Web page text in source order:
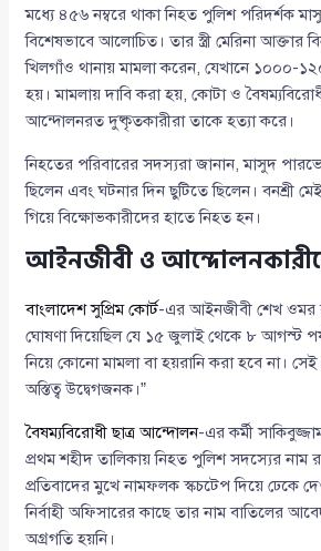
মধ্যে ৪৫৬ নম্বরে থাকা নিহত পুলিশ পরিদর্শক
বিশেষভাবে আলোচিত। তার স্ত্রী মেরিনা
খিলগাঁও থানায় মামলা করেন, যেখানে ১০০০-
হয়। মামলায় দাবি করা হয়, কোটা ও
আন্দোলনরত দুষ্কৃতকারীরা তাকে হত্যা করে।
নিহতের পরিবারের সদস্যরা জানান, মাসুদ
ছিলেন এবং ঘটনার দিন ছুটিতে ছিলেন। বনশ্রী
গিয়ে বিক্ষোভকারীদের হাতে নিহত হন।
আইনজীবী ও
বাংলাদেশ সুপ্রিম কোর্ট-এর আইনজীবী শেখ ওমর
ঘোষণা দিয়েছিল যে ১৫ জুলাই থেকে ৮ আগস্ট
নিয়ে কোনো মামলা বা হয়রানি করা হবে না। সেই
অস্তিত্ব উদ্বেগজনক।”
বৈষম্যবিরোধী ছাত্র আন্দোলন-এর কর্মী
প্রথম শহীদ তালিকায় নিহত পুলিশ সদস্যের নাম
প্রতিবাদের মুখে নামফলক স্কচটেপ দিয়ে ঢেকে
নির্বাহী অফিসারের কাছে তার নাম বাতিলের
অগ্রগতি হয়নি।